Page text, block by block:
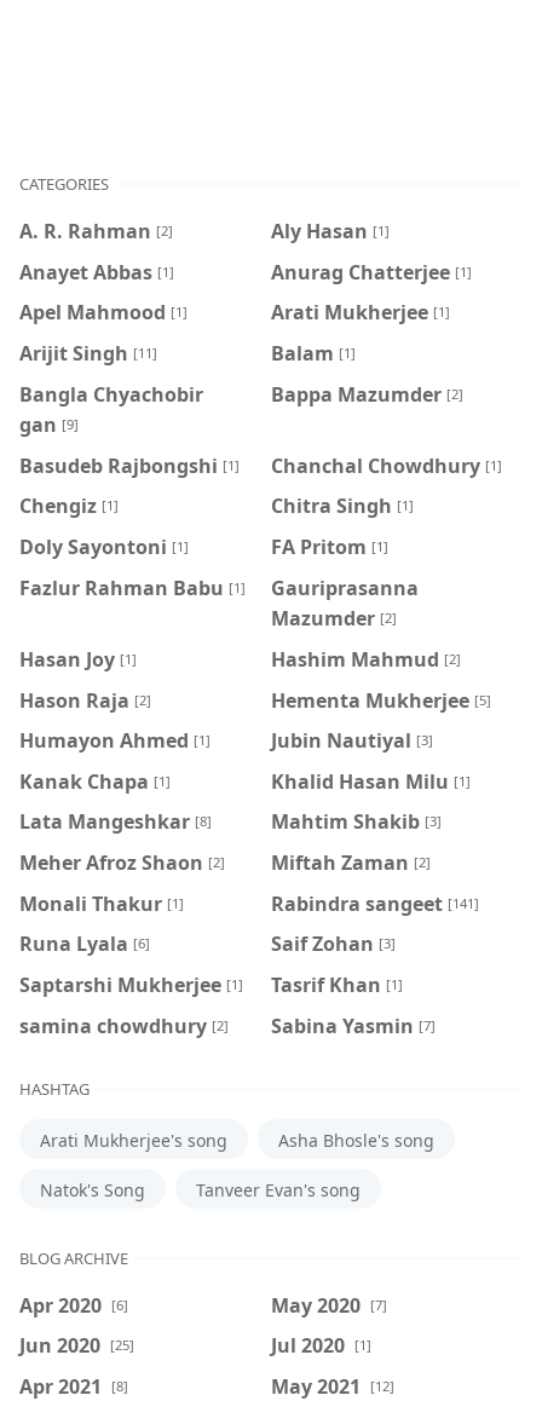
CATEGORIES
A. R. Rahman [2] Aly Hasan [1]
Anayet Abbas [1] Anurag Chatterjee [1]
Apel Mahmood [1] Arati Mukherjee [1]
Arijit Singh [11] Balam [1]
Bangla Chyachobir
gan [9]
Bappa Mazumder [2]
Basudeb Rajbongshi [1] Chanchal Chowdhury [1]
Chengiz [1] Chitra Singh [1]
Doly Sayontoni [1] FA Pritom [1]
Fazlur Rahman Babu [1]
Gauriprasanna
Mazumder [2]
Hasan Joy [1] Hashim Mahmud [2]
Hason Raja [2] Hementa Mukherjee [5]
Humayon Ahmed [1] Jubin Nautiyal [3]
Kanak Chapa [1] Khalid Hasan Milu [1]
Lata Mangeshkar [8] Mahtim Shakib [3]
Meher Afroz Shaon [2] Miftah Zaman [2]
Monali Thakur [1] Rabindra sangeet [141]
Runa Lyala [6] Saif Zohan [3]
Saptarshi Mukherjee [1] Tasrif Khan [1]
samina chowdhury [2] ‍Sabina Yasmin [7]
HASHTAG
Arati Mukherjee's song Asha Bhosle's song
Natok's Song Tanveer Evan's song
BLOG ARCHIVE
Apr 2020 [6] May 2020 [7]
Jun 2020 [25] Jul 2020 [1]
Apr 2021 [8] May 2021 [12]